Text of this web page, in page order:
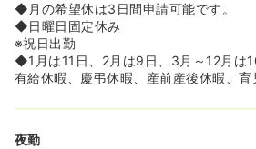
◆月の希望休は3日間申請可能です。
◆日曜日固定休み
※祝日出勤
◆1月は11日、2月は9日、3月～12月は
有給休暇、慶弔休暇、産前産後休暇、育
夜勤